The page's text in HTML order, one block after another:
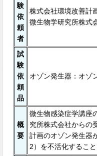
験
依
頼
者
株式会社環境改善
微生物学研究所株式
試
験
依
頼
品
オゾン発生器：オゾ
概
要
微生物感染症学講座
究所株式会社からの
計画のオゾン発生器
2）を不活化すること